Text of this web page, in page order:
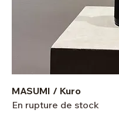
MASUMI / Kuro
En rupture de stock